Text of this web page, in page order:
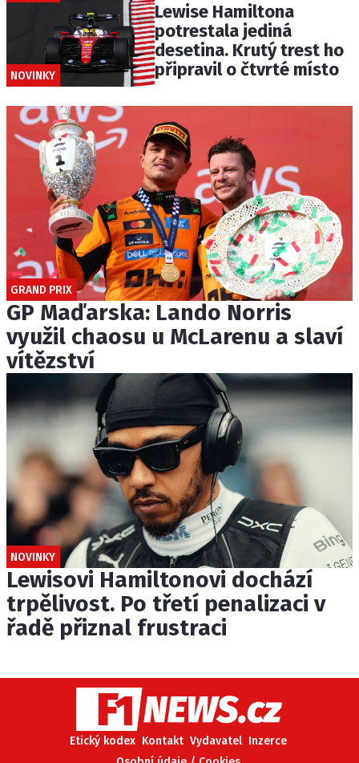
NOVINKY
Lewise Hamiltona
potrestala jediná
desetina. Krutý trest ho
připravil o čtvrté místo
GRAND PRIX
GP Maďarska: Lando Norris
využil chaosu u McLarenu a slaví
vítězství
NOVINKY
Lewisovi Hamiltonovi dochází
trpělivost. Po třetí penalizaci v
řadě přiznal frustraci
Etický kodex Kontakt Vydavatel Inzerce